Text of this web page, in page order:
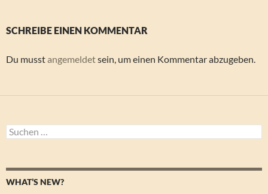
SCHREIBE EINEN KOMMENTAR
Du musstangemeldetsein, um einen Kommentar abzugeben.
Suchen
nach:
WHAT’S NEW?